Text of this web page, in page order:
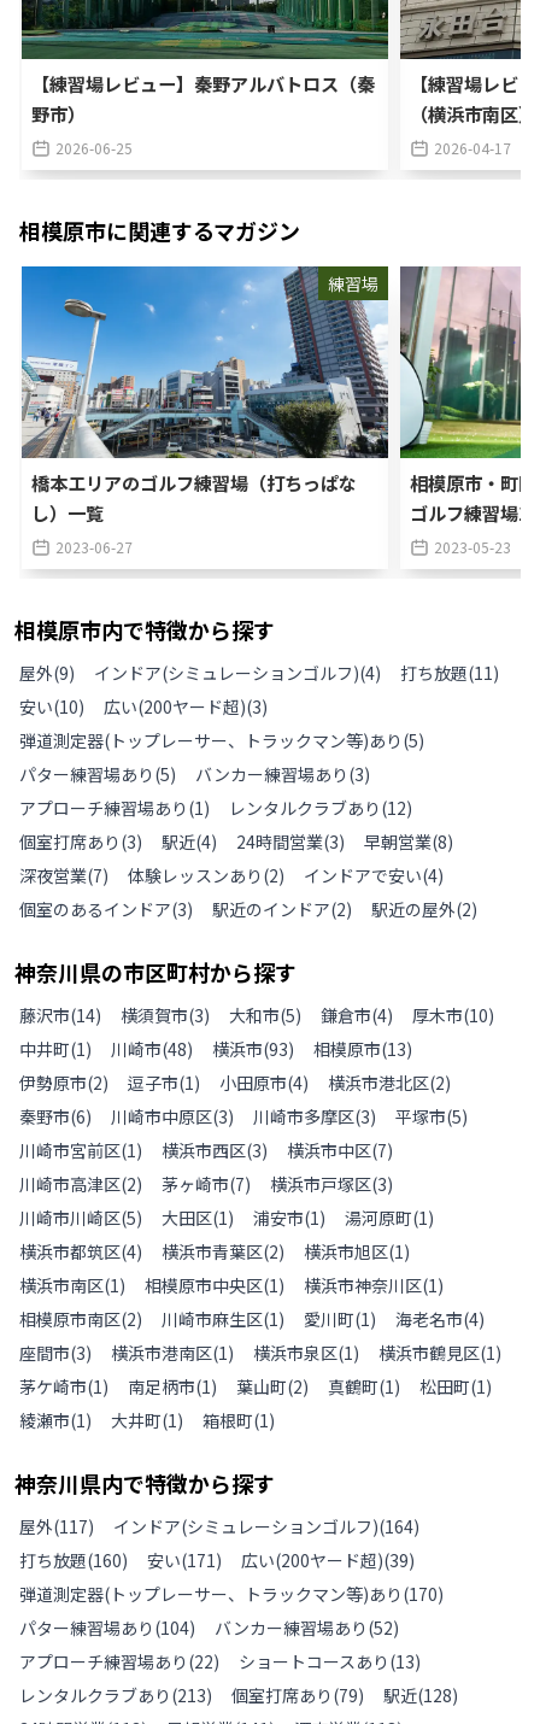
【練習場レビュー】秦野アルバトロス（秦
野市）
2026-06-25
【練習場レビ
（横浜市南区）
2026-04-17
相模原市に関連するマガジン
練習場
橋本エリアのゴルフ練習場（打ちっぱな
し）一覧
2023-06-27
相模原市・町
ゴルフ練習場
2023-05-23
相模原市内で特徴から探す
屋外(9) インドア(シミュレーションゴルフ)(4) 打ち放題(11)
安い(10) 広い(200ヤード超)(3)
弾道測定器(トップレーサー、トラックマン等)あり (5)
パター練習場あり (5) バンカー練習場あり (3)
アプローチ練習場あり (1) レンタルクラブあり (12)
個室打席あり (3) 駅近(4) 24時間営業(3) 早朝営業(8)
深夜営業(7) 体験レッスンあり (2) インドアで安い(4)
個室のあるインドア(3) 駅近のインドア(2) 駅近の屋外(2)
神奈川県の市区町村から探す
藤沢市(14) 横須賀市(3) 大和市(5) 鎌倉市(4) 厚木市(10)
中井町(1) 川崎市(48) 横浜市(93) 相模原市(13)
伊勢原市(2) 逗子市(1) 小田原市(4) 横浜市港北区(2)
秦野市(6) 川崎市中原区(3) 川崎市多摩区(3) 平塚市(5)
川崎市宮前区(1) 横浜市西区(3) 横浜市中区(7)
川崎市高津区(2) 茅ヶ崎市(7) 横浜市戸塚区(3)
川崎市川崎区(5) 大田区(1) 浦安市(1) 湯河原町(1)
横浜市都筑区(4) 横浜市青葉区(2) 横浜市旭区(1)
横浜市南区(1) 相模原市中央区(1) 横浜市神奈川区(1)
相模原市南区(2) 川崎市麻生区(1) 愛川町(1) 海老名市(4)
座間市(3) 横浜市港南区(1) 横浜市泉区(1) 横浜市鶴見区(1)
茅ケ崎市(1) 南足柄市(1) 葉山町(2) 真鶴町(1) 松田町(1)
綾瀬市(1) 大井町(1) 箱根町(1)
神奈川県内で特徴から探す
屋外(117) インドア(シミュレーションゴルフ)(164)
打ち放題(160) 安い(171) 広い(200ヤード超)(39)
弾道測定器(トップレーサー、トラックマン等)あり (170)
パター練習場あり (104) バンカー練習場あり (52)
アプローチ練習場あり (22) ショートコースあり (13)
レンタルクラブあり (213) 個室打席あり (79) 駅近(128)